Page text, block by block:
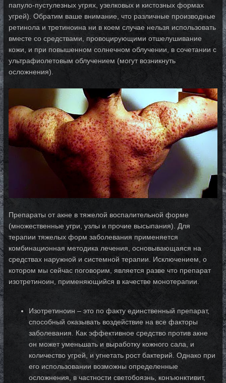
папуло-пустулезных угрях, узелковых и кистозных формах
угрей). Обратим ваше внимание, что различные производные
ретинола и третиноина ни в коем случае нельзя использовать
вместе со средствами, провоцирующими отшелушивание
кожи, и при повышенном солнечном облучении, в сочетании с
ультрафиолетовым облучением (могут возникнуть
осложнения).
Препараты от акне в тяжелой воспалительной форме
(множественные угри, узлы и прочие высыпания). Для
терапии тяжелых форм заболевания применяется
комбинационная методика лечения, основывающаяся на
средствах наружной и системной терапии. Исключением, о
котором мы сейчас поговорим, является разве что препарат
изотретиноин, применяющийся в качестве монотерапии.
Изотретиноин – это по факту единственный препарат,
способный оказывать воздействие на все факторы
заболевания. Как эффективное средство против акне
он может уменьшать и выработку кожного сала, и
количество угрей, и угнетать рост бактерий. Однако при
его использовании возможны определенные
осложнения, в частности светобоязнь, конъюнктивит,